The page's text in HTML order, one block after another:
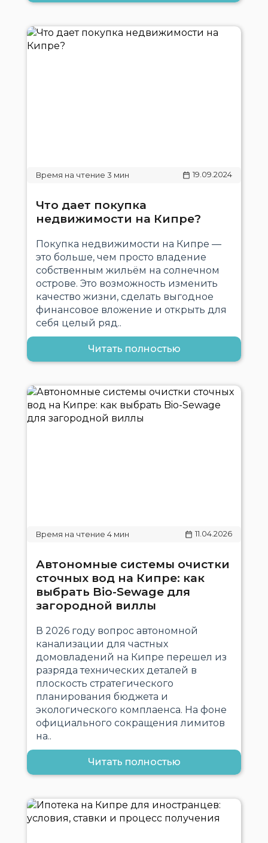
19.09.2024
Что дает покупка
недвижимости на Кипре?
Покупка недвижимости на Кипре —
это больше, чем просто владение
собственным жильём на солнечном
острове. Это возможность изменить
качество жизни, сделать выгодное
финансовое вложение и открыть для
себя целый ряд..
Читать полностью
11.04.2026
Автономные системы очистки
сточных вод на Кипре: как
выбрать Bio-Sewage для
загородной виллы
В 2026 году вопрос автономной
канализации для частных
домовладений на Кипре перешел из
разряда технических деталей в
плоскость стратегического
планирования бюджета и
экологического комплаенса. На фоне
официального сокращения лимитов
на..
Читать полностью